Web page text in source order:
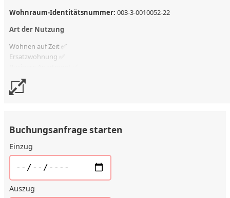
Wohnraum-Identitätsnummer: 003-3-0010052-22
Art der Nutzung
Wohnen auf Zeit ✅
Ersatzwohnung
Kostenlose Stornierung
Stornierungsgebühr
Buchungsanfrage starten
Einzug
Auszug